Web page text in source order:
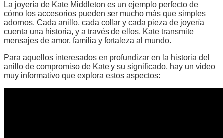
La joyería de Kate Middleton es un ejemplo perfecto de
cómo los accesorios pueden ser mucho más que simples
adornos. Cada anillo, cada collar y cada pieza de joyería
cuenta una historia, y a través de ellos, Kate transmite
mensajes de amor, familia y fortaleza al mundo.
Para aquellos interesados en profundizar en la historia del
anillo de compromiso de Kate y su significado, hay un video
muy informativo que explora estos aspectos: